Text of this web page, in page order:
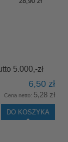
5.000,-zł
6,50 zł
Cena netto: 5,28 zł
DO KOSZYKA